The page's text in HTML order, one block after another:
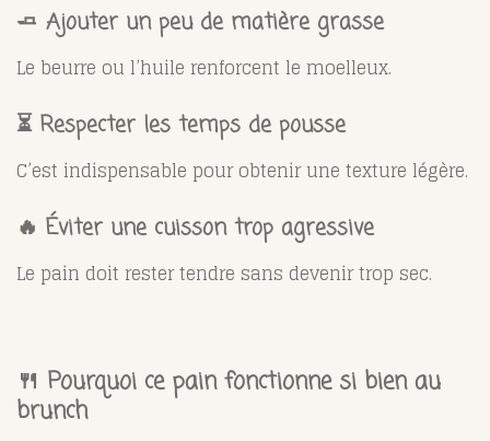
🧈 Ajouter un peu de matière grasse
Le beurre ou l’huile renforcent le moelleux.
⏳ Respecter les temps de pousse
C’est indispensable pour obtenir une texture légère.
🔥 Éviter une cuisson trop agressive
Le pain doit rester tendre sans devenir trop sec.
🍴 Pourquoi ce pain fonctionne si bien au
brunch